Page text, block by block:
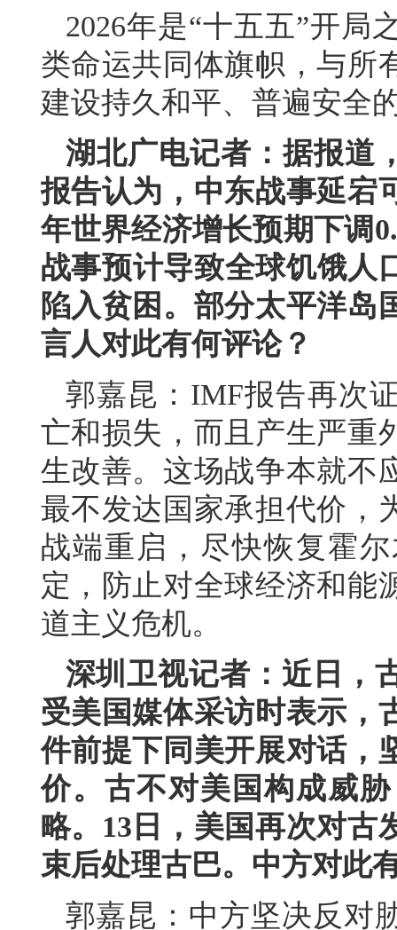
2026年是“十五五”开局
类命运共同体旗帜，与所
建设持久和平、普遍安全
湖北广电记者：据报道
报告认为，中东战事延宕
年世界经济增长预期下调
战事预计导致全球饥饿人
陷入贫困。部分太平洋岛
言人对此有何评论？
郭嘉昆：IMF报告再次
亡和损失，而且产生严重
生改善。这场战争本就不
最不发达国家承担代价，
战端重启，尽快恢复霍
定，防止对全球经济和能
道主义危机。
深圳卫视记者：近日，
受美国媒体采访时表示，
件前提下同美开展对话，
价。古不对美国构成威
略。13日，美国再次对古
束后处理古巴。中方对此
郭嘉昆：中方坚决反对